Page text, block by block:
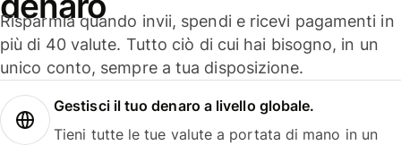
Risparmia quando invii, spendi e ricevi pagamenti in
più di 40 valute. Tutto ciò di cui hai bisogno, in un
unico conto, sempre a tua disposizione.
Gestisci il tuo denaro a livello globale.
Tieni tutte le tue valute a portata di mano in un